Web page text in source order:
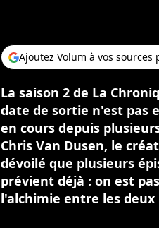
Ajoutez Volum à vos sources
La saison 2 de La
date de sortie n'est pas
en cours depuis
Chris Van Dusen, le
dévoilé que plusieurs
prévient déjà : on est
l'alchimie entre les